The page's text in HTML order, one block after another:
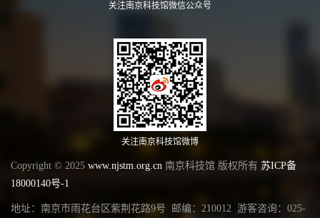
关注南京科技馆微信公众号
关注南京科技馆微博
Copyright © 2025 www.njstm.org.cn 南京科技馆 版权所有 苏ICP备
18000140号-1
地址：南京市雨花台区紫荆花路9号 邮编：210012 游客咨询：025-